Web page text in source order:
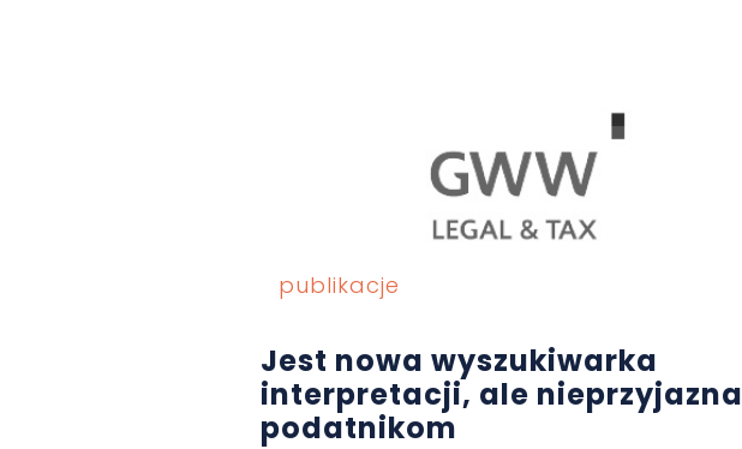
publikacje
Jest nowa wyszukiwarka
interpretacji, ale nieprzyjazna
podatnikom